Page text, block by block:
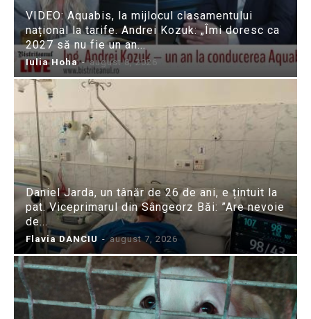
VIDEO: Aquabis, la mijlocul clasamentului
național la tarife. Andrei Kozuk: „Îmi doresc ca
2027 să nu fie un an...
Iulia Hoha - august 8, 2026
Daniel Jarda, un tânăr de 26 de ani, e țintuit la
pat. Viceprimarul din Sângeorz Băi: ”Are nevoie
de...
Flavia DANCIU - august 7, 2026